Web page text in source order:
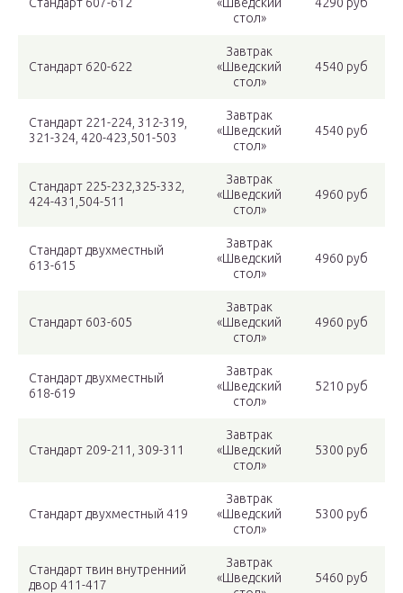
стол»
Стандарт 620-622
Завтрак
«Шведский
стол»
4540 руб
Стандарт 221-224, 312-319,
321-324, 420-423,501-503
Завтрак
«Шведский
стол»
4540 руб
Стандарт 225-232,325-332,
424-431,504-511
Завтрак
«Шведский
стол»
4960 руб
Стандарт двухместный
613-615
Завтрак
«Шведский
стол»
4960 руб
Стандарт 603-605
Завтрак
«Шведский
стол»
4960 руб
Стандарт двухместный
618-619
Завтрак
«Шведский
стол»
5210 руб
Стандарт 209-211, 309-311
Завтрак
«Шведский
стол»
5300 руб
Стандарт двухместный 419
Завтрак
«Шведский
стол»
5300 руб
Стандарт твин внутренний
двор 411-417
Завтрак
«Шведский
5460 руб